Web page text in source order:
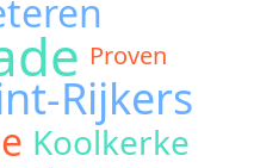
Proven
Rijkers
Koolkerke